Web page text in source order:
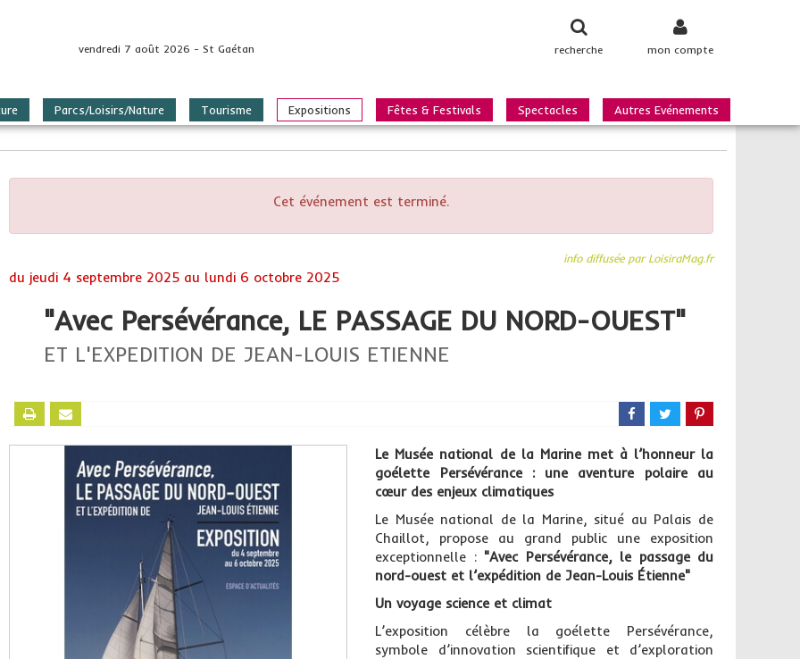
mon compte
recherche
vendredi 7 août 2026 - St Gaétan
Parcs/Loisirs/Nature Tourisme Expositions Fêtes & Festivals Spectacles Autres Evénements
Cet événement est terminé.
info diffusée par LoisiraMag.fr
du jeudi 4 septembre 2025 au lundi 6 octobre 2025
"Avec Persévérance, LE PASSAGE DU NORD-OUEST"
ET L'EXPEDITION DE JEAN-LOUIS ETIENNE
Le Musée national de la Marine met à l’honneur la
goélette Persévérance : une aventure polaire au
cœur des enjeux climatiques
Le Musée national de la Marine, situé au Palais de
Chaillot, propose au grand public une exposition
exceptionnelle : "Avec Persévérance, le passage du
nord-ouest et l’expédition de Jean-Louis Étienne"
Un voyage science et climat
L’exposition célèbre la goélette Persévérance,
symbole d’innovation scientifique et d’exploration